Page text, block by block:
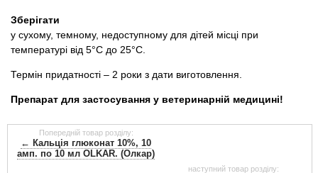
Зберігати
у сухому, темному, недоступному для дітей місці при
температурі від 5°С до 25°С.
Термін придатності – 2 роки з дати виготовлення.
Препарат для застосування у ветеринарній медицині!
Попередній товар розділу:
← Кальція глюконат 10%, 10
амп. по 10 мл OLKAR. (Олкар)
наступний товар розділу: